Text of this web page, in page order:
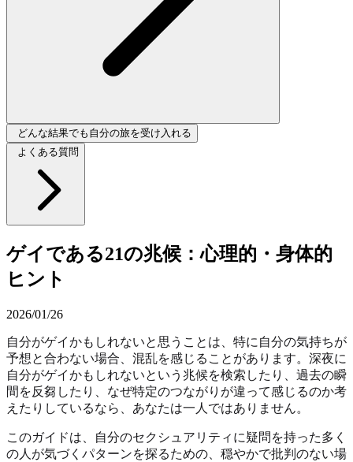
どんな結果でも自分の旅を受け入れる
よくある質問
ゲイである21の兆候：心理的・身体的
ヒント
2026/01/26
自分がゲイかもしれないと思うことは、特に自分の気持ちが
予想と合わない場合、混乱を感じることがあります。深夜に
自分がゲイかもしれないという兆候を検索したり、過去の瞬
間を反芻したり、なぜ特定のつながりが違って感じるのか考
えたりしているなら、あなたは一人ではありません。
このガイドは、自分のセクシュアリティに疑問を持った多く
の人が気づくパターンを探るための、穏やかで批判のない場